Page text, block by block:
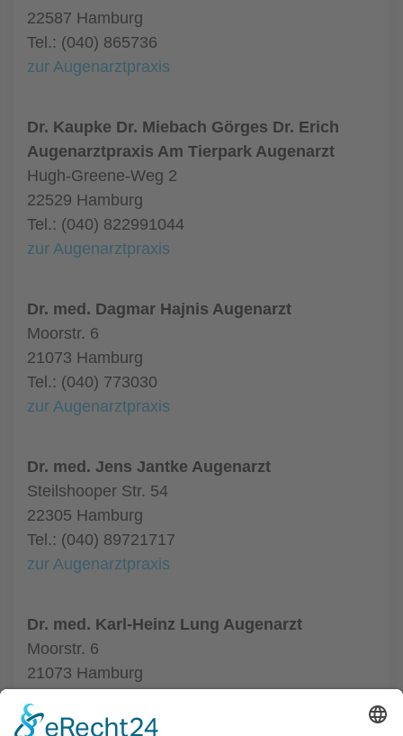
22587 Hamburg
Tel.: (040) 865736
zur Augenarztpraxis
Dr. Kaupke Dr. Miebach Görges Dr. Erich
Augenarztpraxis Am Tierpark Augenarzt
Hugh-Greene-Weg 2
22529 Hamburg
Tel.: (040) 822991044
zur Augenarztpraxis
Dr. med. Dagmar Hajnis Augenarzt
Moorstr. 6
21073 Hamburg
Tel.: (040) 773030
zur Augenarztpraxis
Dr. med. Jens Jantke Augenarzt
Steilshooper Str. 54
22305 Hamburg
Tel.: (040) 89721717
zur Augenarztpraxis
Dr. med. Karl-Heinz Lung Augenarzt
Moorstr. 6
21073 Hamburg
zur Augenarztpraxis